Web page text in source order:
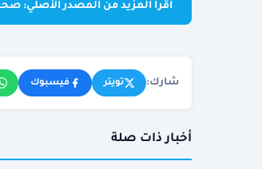
اقرأ المزيد من المصدر الأصلي:
شارك: تويتر فيسبوك
أخبار ذات صلة